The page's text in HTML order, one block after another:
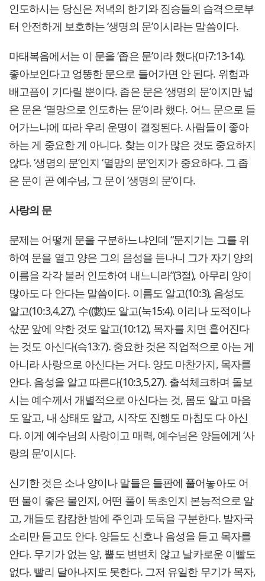
인도하시는 당신은 저녁의 한기와 짐승들의 습격으로부
터 안전하게 보호하는 ‘생명의 문’이시라는 말씀이다.
마태복음에서는 이 문을 ‘좁은 문’이라 했다(마7:13-14).
좋아보인다고 엉뚱한 문으로 들어가면 안 된다. 위험과
배고픔이 기다릴 뿐이다. 좁은 문은 ‘생명의 문’이지만 넓
은 문은 ‘멸망으로 인도하는 문’이라 했다. 어느 문으로 들
어가느냐에 따라 우리 운명이 결정된다. 사람들이 좋아
하는 게 중요한 게 아니다. 찾는 이가 많은 것도 중요하지
않다. ‘생명의 문’인지 ‘멸망의 문’인지가 중요하다. 그 좁
은 문이 곧 예수님, 그 문이 ‘생명의 문’이다.
사랑의 문
문제는 어떻게 문을 구분하느냐인데 “문지기는 그를 위
하여 문을 열고 양은 그의 음성을 듣나니 그가 자기 양의
이름을 각각 불러 인도하여 내느니라”(3절), 아무리 양이
많아도 다 안다는 말씀이다. 이름도 알고(10:3), 음성도
알고(10:3,4,27), 수((數)도 알고(눅15:4). 이리나 도적이나
삯꾼 앞에 약한 것도 알고(10:12), 목자를 치면 흩어진다
는 것도 아신다(슥13:7). 중요한 것은 직업적으로 아는 게
아니라 사랑으로 아신다는 거다. 양도 마찬가지, 목자를
안다. 음성을 알고 따른다(10:3,5,27). 출석체크하며 돌보
시는 예수께서 개별적으로 아신다는 것, 몸도 알고 마음
도 알고, 내 상태도 알고, 시작도 진행도 마침도 다 아신
다. 이게 예수님의 사랑이고 매력, 예수님은 양들에게 ‘사
랑의 문’이시다.
신기한 것은 소나 양이나 말들은 들판에 풀어놓아도 어
떤 물이 좋은 물인지, 어떤 풀이 독초인지 본능적으로 알
고, 개들도 캄캄한 밤에 주인과 도둑을 구분한다. 발자국
소리만 듣고도 안다. 양들도 신호나 음성을 듣고 목자를
안다. 무기가 없는 양, 뿔도 변변치 않고 날카로운 이빨도
없다. 빨리 달아나지도 못한다. 그저 유일한 무기가 목자,